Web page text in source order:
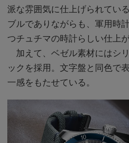
派な雰囲気に仕上げられてい
ブルでありながらも、軍用時
つチュチマの時計らしい仕上
加えて、ベゼル素材にはシ
ックを採用。文字盤と同色で
一感をもたせている。